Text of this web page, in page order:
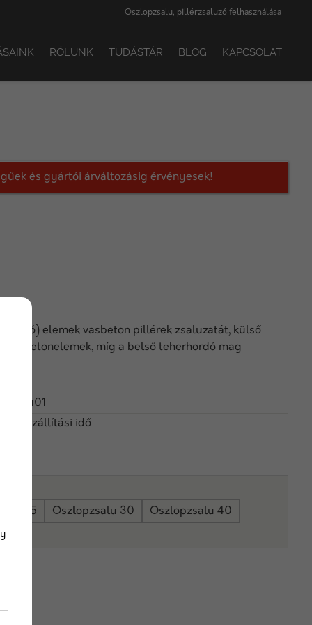
Oszlopzsalu, pillérzsaluzó felhasználása
RÓLUNK TUDÁSTÁR BLOG KAPCSOLAT
és gyártói árváltozásig érvényesek!
elemek vasbeton pillérek zsaluzatát, külső
betonelemek, míg a belső teherhordó mag
nap szállítási idő
25 Oszlopzsalu 30 Oszlopzsalu 40